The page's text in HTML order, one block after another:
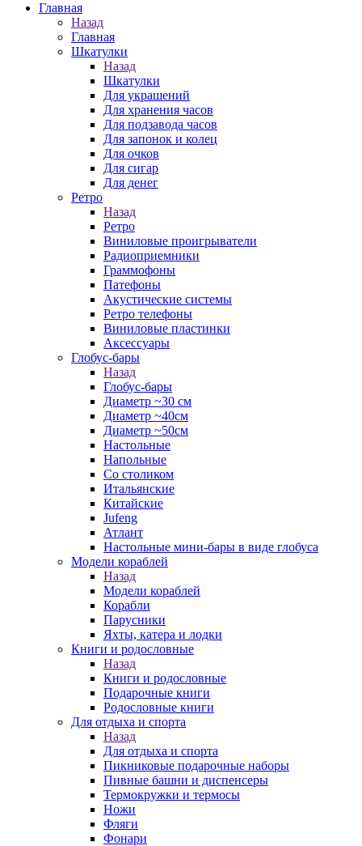
Главная
Назад
Главная
Шкатулки
Назад
Шкатулки
Для украшений
Для хранения часов
Для подзавода часов
Для запонок и колец
Для очков
Для сигар
Для денег
Ретро
Назад
Ретро
Виниловые проигрыватели
Радиоприемники
Граммофоны
Патефоны
Акустические системы
Ретро телефоны
Виниловые пластинки
Аксессуары
Глобус-бары
Назад
Глобус-бары
Диаметр ~30 см
Диаметр ~40см
Диаметр ~50см
Настольные
Напольные
Со столиком
Итальянские
Китайские
Jufeng
Атлант
Настольные мини-бары в виде глобуса
Модели кораблей
Назад
Модели кораблей
Корабли
Парусники
Яхты, катера и лодки
Книги и родословные
Назад
Книги и родословные
Подарочные книги
Родословные книги
Для отдыха и спорта
Назад
Для отдыха и спорта
Пикниковые подарочные наборы
Пивные башни и диспенсеры
Термокружки и термосы
Ножи
Фляги
Фонари